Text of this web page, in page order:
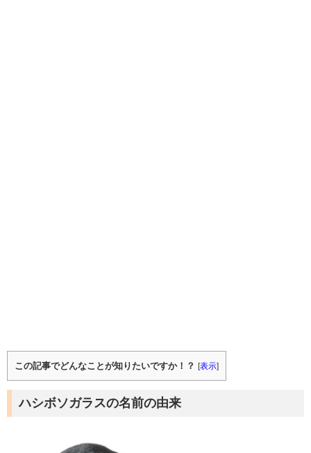
この記事でどんなことが知りたいですか！？ [表示]
ハシボソガラスの名前の由来